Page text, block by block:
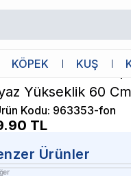
KÖPEK KUŞ
Kendinden
Yükseklik 60
Kodu: 963353-fon
TL
Ürünler